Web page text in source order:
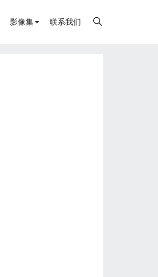
影像集 联系我们